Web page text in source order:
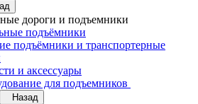
дороги и подъемники
подъёмники
подъёмники и транспортерные
и аксессуары
для подъемников
Назад